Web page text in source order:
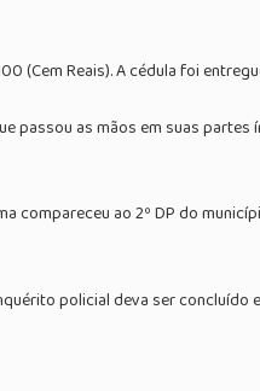
(Cem Reais). A cédula foi
passou as mãos em suas partes
compareceu ao 2º DP do
policial deva ser concluído